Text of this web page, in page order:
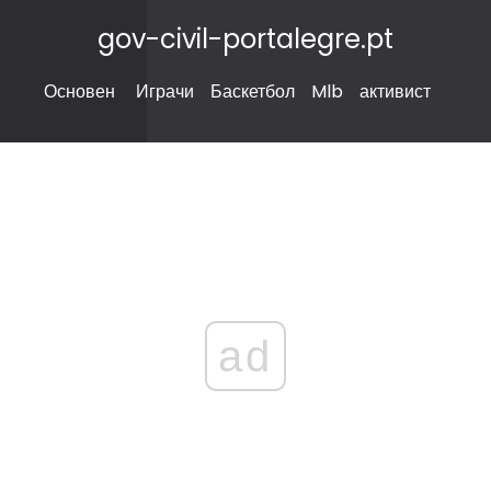
gov-civil-portalegre.pt
Основен Играчи Баскетбол Mlb активист
ad